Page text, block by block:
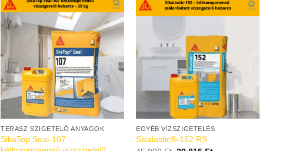
TERASZ SZIGETELŐ ANYAGOK
SikaTop Seal-107
EGYÉB VÍZSZIGETELÉS
Sikalastic®-152 RS